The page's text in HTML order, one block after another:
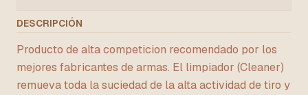
DESCRIPCIÓN
Producto de alta competicion recomendado por los
mejores fabricantes de armas. El limpiador (Cleaner)
remueva toda la suciedad de la alta actividad de tiro y